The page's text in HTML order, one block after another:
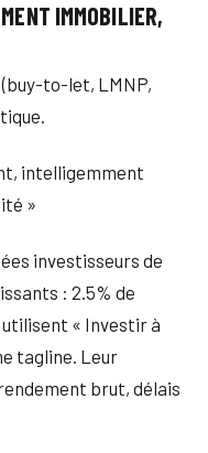
IMMOBILIER,
to-let, LMNP,
intelligemment
»
investisseurs de
: 2.5% de
« Investir à
tagline. Leur
brut, délais